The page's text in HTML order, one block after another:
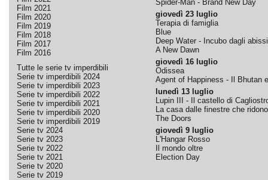
Film 2021
Film 2020
Film 2019
Film 2018
Film 2017
Film 2016
Tutte le serie tv imperdibili
Serie tv imperdibili 2024
Serie tv imperdibili 2023
Serie tv imperdibili 2022
Serie tv imperdibili 2021
Serie tv imperdibili 2020
Serie tv imperdibili 2019
Serie tv 2024
Serie tv 2023
Serie tv 2022
Serie tv 2021
Serie tv 2020
Serie tv 2019
Spider-Man - Brand New Day
giovedì 23 luglio
Terapia di famiglia
Blue
Deep Water - Incubo dagli abissi
A New Dawn
giovedì 16 luglio
Odissea
Agent of Happiness - Il Bhutan
lunedì 13 luglio
Lupin III - Il castello di
La casa dalle finestre che ridono
The Doors
giovedì 9 luglio
L'Hangar Rosso
Il mondo oltre
Election Day